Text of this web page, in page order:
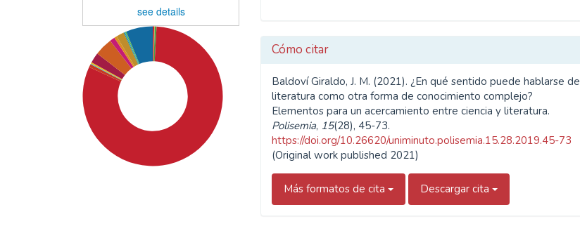
see details
Cómo citar
Baldoví Giraldo, J. M. (2021). ¿En qué sentido puede hablarse de
literatura como otra forma de conocimiento complejo?
Elementos para un acercamiento entre ciencia y literatura.
Polisemia, 15(28), 45-73.
https://doi.org/10.26620/uniminuto.polisemia.15.28.2019.45-73
(Original work published 2021)
Más formatos de cita Descargar cita